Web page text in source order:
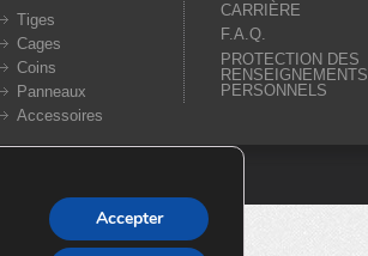
Tiges
Cages
Coins
Panneaux
Accessoires
CARRIÈRE
F.A.Q.
PROTECTION DES
RENSEIGNEMENTS
PERSONNELS
Accepter